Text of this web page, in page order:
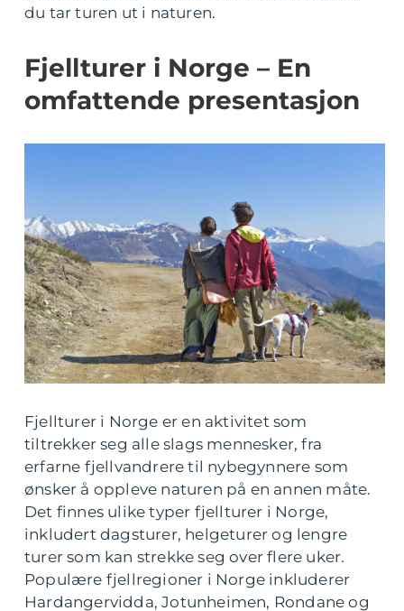
du tar turen ut i naturen.
Fjellturer i Norge – En
omfattende presentasjon
Fjellturer i Norge er en aktivitet som
tiltrekker seg alle slags mennesker, fra
erfarne fjellvandrere til nybegynnere som
ønsker å oppleve naturen på en annen måte.
Det finnes ulike typer fjellturer i Norge,
inkludert dagsturer, helgeturer og lengre
turer som kan strekke seg over flere uker.
Populære fjellregioner i Norge inkluderer
Hardangervidda, Jotunheimen, Rondane og